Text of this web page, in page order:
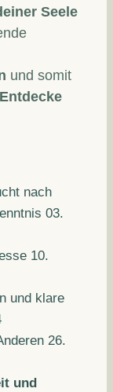
Seele
und somit
nach
03.
10.
und klare
26.
und